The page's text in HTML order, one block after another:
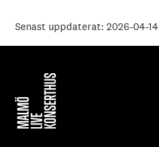
Senast uppdaterat: 2026-04-14